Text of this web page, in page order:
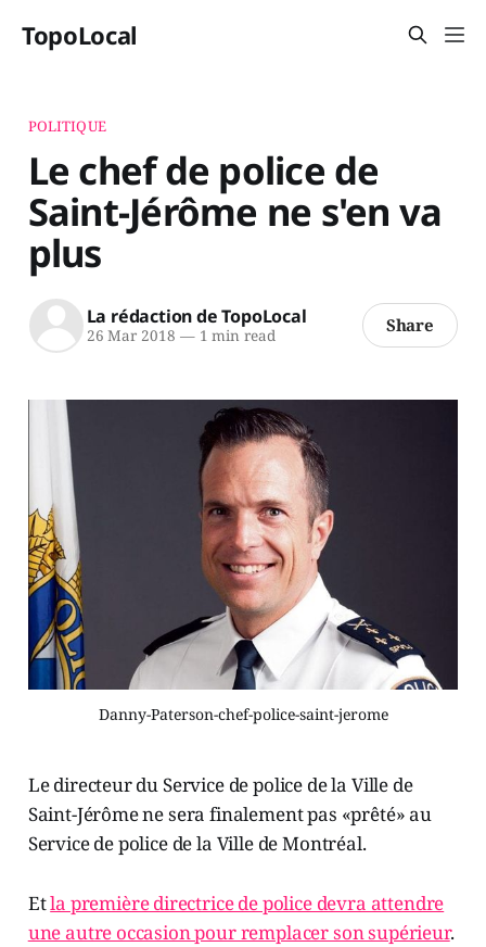
TopoLocal
POLITIQUE
Le chef de police de
Saint-Jérôme ne s'en va
plus
La rédaction de TopoLocal
26 Mar 2018 —1 min read Share
Danny-Paterson-chef-police-saint-jerome
Le directeur du Service de police de la Ville de
Saint-Jérôme ne sera finalement pas «prêté» au
Service de police de la Ville de Montréal.
Etla première directrice de police devra attendre
une autre occasion pour remplacer son supérieur.